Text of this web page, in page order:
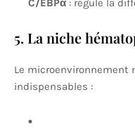
C/EBPα : régule la
5. La niche
Le microenvironnement
indispensables :